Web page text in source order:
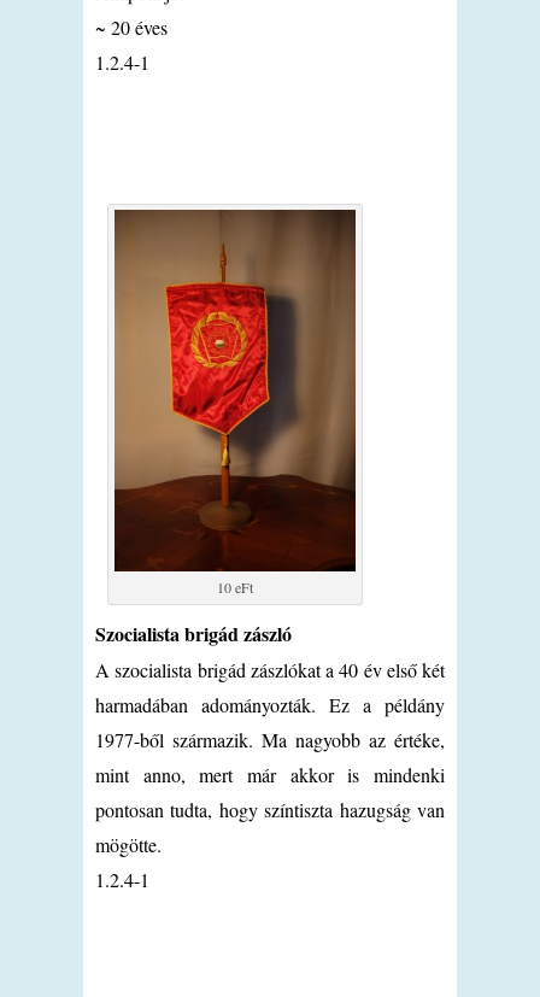
~ 20 éves
1.2.4-1
10 eFt
Szocialista brigád zászló
A szocialista brigád zászlókat a 40 év első két
harmadában adományozták. Ez a példány
1977-ből származik. Ma nagyobb az értéke,
mint anno, mert már akkor is mindenki
pontosan tudta, hogy színtiszta hazugság van
mögötte.
1.2.4-1